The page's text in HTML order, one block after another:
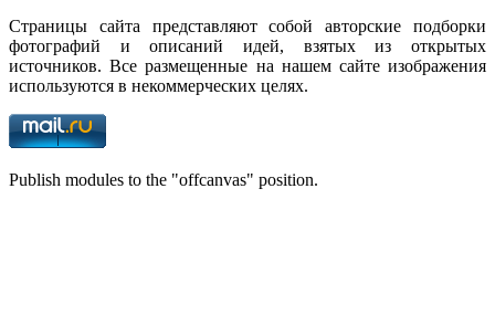
Страницы сайта представляют собой авторские подборки
фотографий и описаний идей, взятых из открытых
источников. Все размещенные на нашем сайте изображения
используются в некоммерческих целях.
Publish modules to the "offcanvas" position.